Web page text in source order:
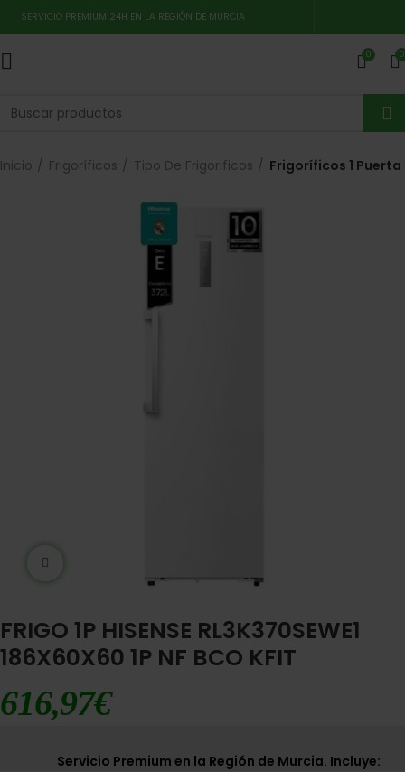
SERVICIO PREMIUM 24H EN LA REGIÓN DE MURCIA
0 0
Inicio Frigoríficos Tipo De Frigorificos Frigoríficos 1 Puerta
FRIGO 1P HISENSE RL3K370SEWE1
186X60X60 1P NF BCO KFIT
616,97€
Servicio Premium en la Región de Murcia. Incluye: